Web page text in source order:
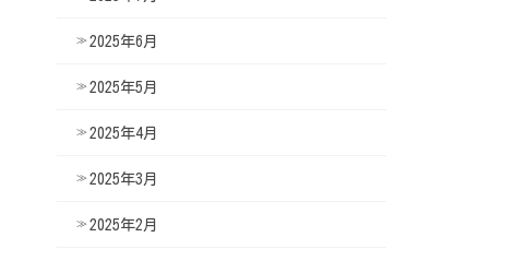
2025年6月
2025年5月
2025年4月
2025年3月
2025年2月